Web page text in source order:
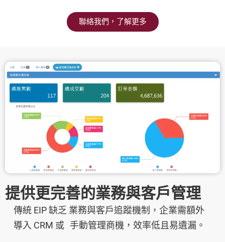
聯絡我們，了解更多
提供更完善的業務與客戶管理
傳統 EIP 缺乏 業務與客戶追蹤機制，企業需額外
導入 CRM 或 手動管理商機，效率低且易遺漏。